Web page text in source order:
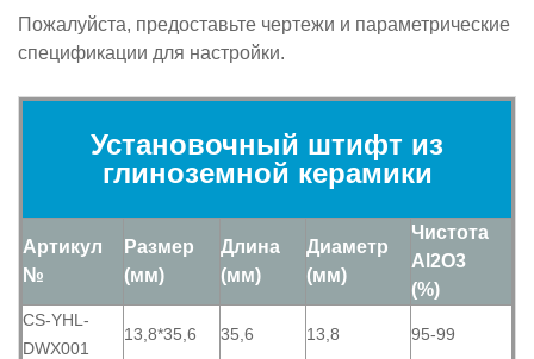
Пожалуйста, предоставьте чертежи и параметрические
спецификации для настройки.
Установочный штифт из
глиноземной керамики
Артикул
№
Размер
(мм)
Длина
(мм)
Диаметр
(мм)
Чистота
Al2O3
(%)
CS-YHL-
DWX001
13,8*35,6 35,6 13,8 95-99